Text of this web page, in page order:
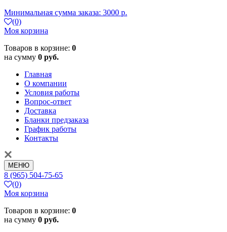
Минимальная сумма заказа: 3000 р.
(0)
Моя корзина
Товаров в корзине: 0
на сумму 0 руб.
Главная
О компании
Условия работы
Вопрос-ответ
Доставка
Бланки предзаказа
График работы
Контакты
МЕНЮ
8 (965) 504-75-65
(0)
Моя корзина
Товаров в корзине: 0
на сумму 0 руб.